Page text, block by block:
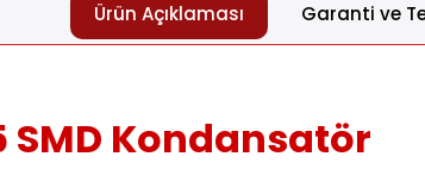
Ürün Açıklaması Garanti ve
SMD Kondansatör